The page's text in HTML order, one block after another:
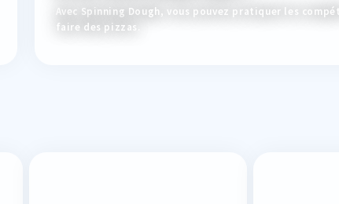
Avec Spinning Dough, vous pouvez pratiquer les
faire des pizzas.